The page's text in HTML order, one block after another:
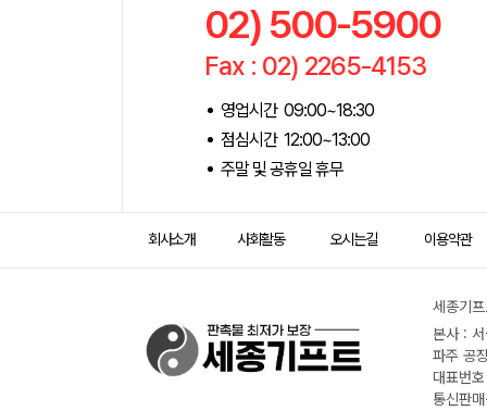
02) 500-5900
Fax : 02) 2265-4153
영업시간 09:00~18:30
점심시간 12:00~13:00
주말 및 공휴일 휴무
회사소개 사회활동 오시는길 이용약관
세종기
본사 :
파주 공
대표번
통신판